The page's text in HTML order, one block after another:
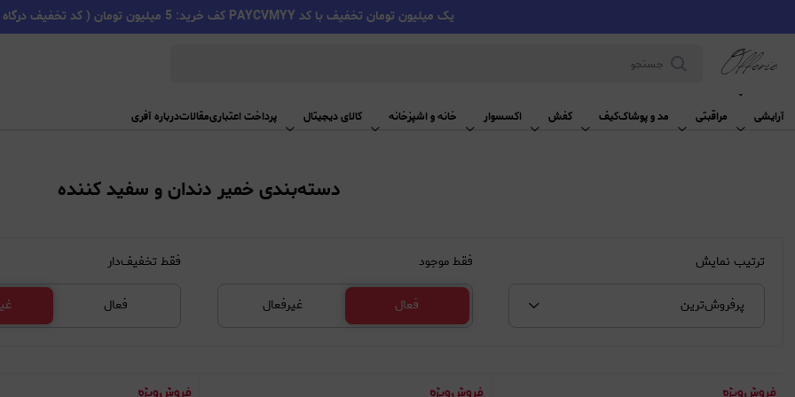
یک میلیون تومان تخفیف با کد PAYCVMYY کف خرید: 5 میلیون تومان ( کد تخفیف درگاه اسنپ پی )
آرایشی مراقبتی مد و پوشاککیف کفش اکسسوار خانه و اشپزخانه کالای دیجیتال پرداخت اعتباریمقالاتدرباره آفری
دسته‌بندی خمیر دندان و سفید کننده
ترتیب نمایش
پرفروش‌‌ترین
فقط موجود
فعال غیرفعال
فقط تخفیف‌دار
فعال